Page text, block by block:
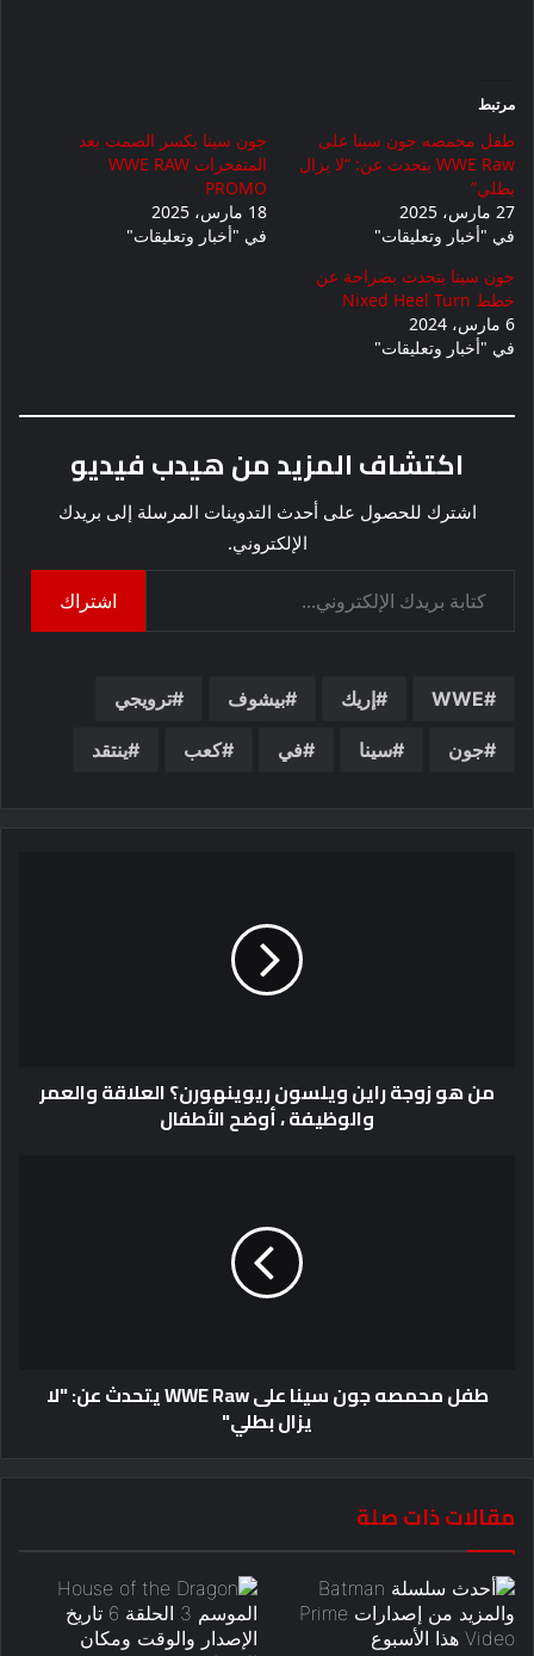
مرتبط
طفل محمصه جون سينا ​​على
WWE Raw يتحدث عن: “لا يزال
بطلي”
27 مارس، 2025
في "أخبار وتعليقات"
جون سينا ​​يكسر الصمت بعد
المتفجرات WWE RAW
PROMO
18 مارس، 2025
في "أخبار وتعليقات"
جون سينا ​​يتحدث بصراحة عن
خطط Nixed Heel Turn
6 مارس، 2024
في "أخبار وتعليقات"
اكتشاف المزيد من هيدب فيديو
اشترك للحصول على أحدث التدوينات المرسلة إلى بريدك
الإلكتروني.
اشتراك
WWE إريك بيشوف ترويجي
جون سينا في كعب ينتقد
من هو زوجة راين ويلسون ريوينهورن؟ العلاقة والعمر
والوظيفة ، أوضح الأطفال
طفل محمصه جون سينا ​​على WWE Raw يتحدث عن: "لا
يزال بطلي"
مقالات ذات صلة